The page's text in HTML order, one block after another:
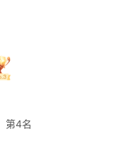
第4名